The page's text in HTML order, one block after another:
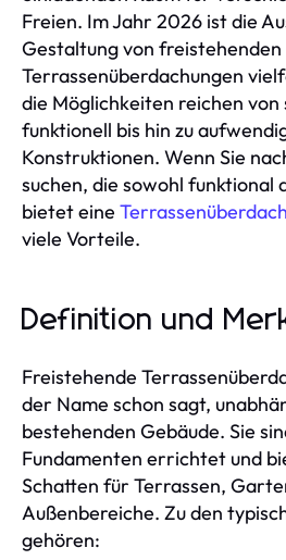
Freien. Im Jahr 2026 ist die
Gestaltung von freistehenden
Terrassenüberdachungen
die Möglichkeiten reichen von
funktionell bis hin zu
Konstruktionen. Wenn Sie
suchen, die sowohl funktional
bietet eine
viele Vorteile.
Definition und
Freistehende
der Name schon sagt,
bestehenden Gebäude. Sie
Fundamenten errichtet und
Schatten für Terrassen,
Außenbereiche. Zu den
gehören: